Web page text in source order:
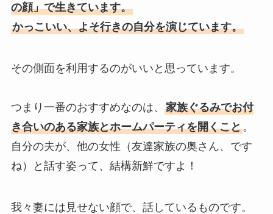
の顔」で生きています。
かっこいい、よそ行きの自分を演じています。
その側面を利用するのがいいと思っています。
つまり一番のおすすめなのは、 家族ぐるみでお付
き合いのある家族とホームパーティを開くこと。
自分の夫が、他の女性（友達家族の奥さん、です
ね）と話す姿って、結構新鮮ですよ！
我々妻には見せない顔で、話しているものです。